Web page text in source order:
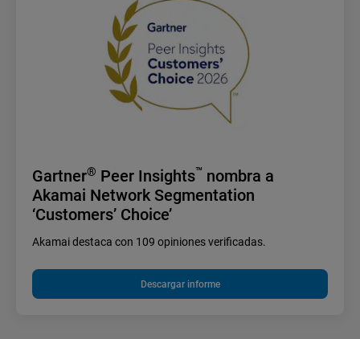
Gartner® Peer Insights™ nombra a
Akamai Network Segmentation
‘Customers’ Choice’
Akamai destaca con 109 opiniones verificadas.
Descargar informe